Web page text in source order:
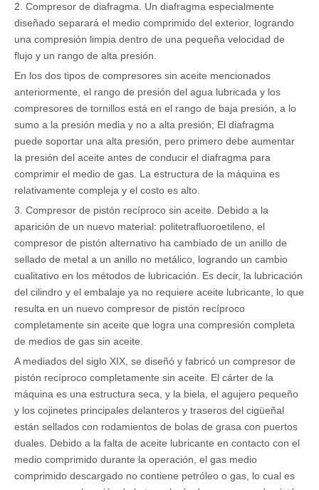
2. Compresor de diafragma. Un diafragma especialmente
diseñado separará el medio comprimido del exterior, logrando
una compresión limpia dentro de una pequeña velocidad de
flujo y un rango de alta presión.
En los dos tipos de compresores sin aceite mencionados
anteriormente, el rango de presión del agua lubricada y los
compresores de tornillos está en el rango de baja presión, a lo
sumo a la presión media y no a alta presión; El diafragma
puede soportar una alta presión, pero primero debe aumentar
la presión del aceite antes de conducir el diafragma para
comprimir el medio de gas. La estructura de la máquina es
relativamente compleja y el costo es alto.
3. Compresor de pistón recíproco sin aceite. Debido a la
aparición de un nuevo material: politetrafluoroetileno, el
compresor de pistón alternativo ha cambiado de un anillo de
sellado de metal a un anillo no metálico, logrando un cambio
cualitativo en los métodos de lubricación. Es decir, la lubricación
del cilindro y el embalaje ya no requiere aceite lubricante, lo que
resulta en un nuevo compresor de pistón recíproco
completamente sin aceite que logra una compresión completa
de medios de gas sin aceite.
A mediados del siglo XIX, se diseñó y fabricó un compresor de
pistón recíproco completamente sin aceite. El cárter de la
máquina es una estructura seca, y la biela, el agujero pequeño
y los cojinetes principales delanteros y traseros del cigüeñal
están sellados con rodamientos de bolas de grasa con puertos
duales. Debido a la falta de aceite lubricante en contacto con el
medio comprimido durante la operación, el gas medio
comprimido descargado no contiene petróleo o gas, lo cual es